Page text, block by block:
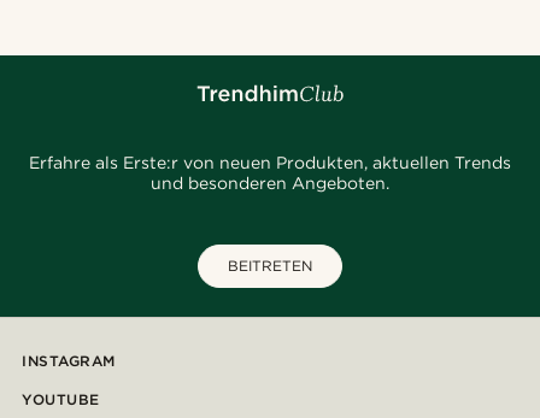
Erfahre als Erste:r von neuen Produkten, aktuellen Trends
und besonderen Angeboten.
BEITRETEN
INSTAGRAM
YOUTUBE